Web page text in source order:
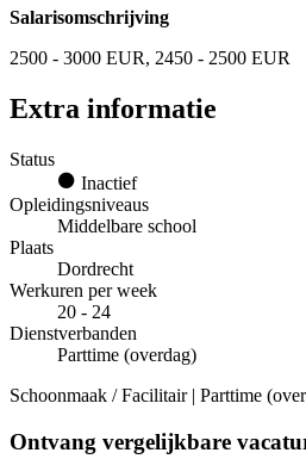
Salarisomschrijving
2500 - 3000 EUR, 2450 - 2500 EUR
Extra informatie
Status
Inactief
Opleidingsniveaus
Middelbare school
Plaats
Dordrecht
Werkuren per week
20 - 24
Dienstverbanden
Parttime (overdag)
Schoonmaak / Facilitair | Parttime
Ontvang vergelijkbare